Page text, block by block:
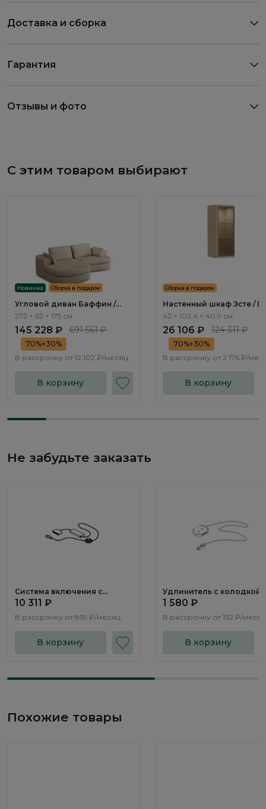
Доставка и сборка
Гарантия
Отзывы и фото
С этим товаром выбирают
Новинка Сборка в подарок
Угловой диван Баффин /
Baffin ММ113.112 с оттоманкой
272 × 62 × 175 см
145 228 ₽ 691 561 ₽
70%+30%
В рассрочку от 12 102 ₽/месяц
В корзину
Сборка в подарок
Настенный шкаф Эсте /
ST523.3
42 × 102,4 × 40,9 см
26 106 ₽ 124 311 ₽
70%+30%
В рассрочку от 2 176 ₽/
В корзину
Не забудьте заказать
Система включения с
трансформатором SV148
10 311 ₽
В рассрочку от 859 ₽/месяц
В корзину
Удлинитель с колодкой
LS061.0
1 580 ₽
В рассрочку от 132 ₽/месяц
В корзину
Похожие товары